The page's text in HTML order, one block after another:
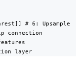
# 6: Upsample
connection
layer